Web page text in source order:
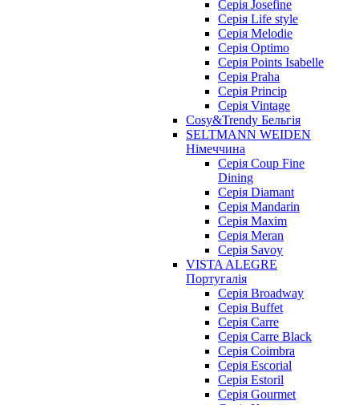
Серія Josefine
Серія Life style
Серія Melodie
Серія Optimo
Серія Points Isabelle
Серія Praha
Серія Princip
Серія Vintage
Cosy&Trendy Бельгія
SELTMANN WEIDEN
Німеччина
Cерія Coup Fine
Dining
Cерія Diamant
Cерія Mandarin
Cерія Maxim
Серія Meran
Серія Savoy
VISTA ALEGRE
Португалія
Серія Broadway
Серія Buffet
Серія Carre
Серія Carre Black
Серія Coimbra
Серія Escorial
Серія Estoril
Серія Gourmet